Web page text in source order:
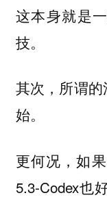
这本身就是
技。
其次，所谓
始。
更何况，如
5.3-Codex也